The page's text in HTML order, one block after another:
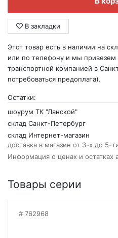
В закладки
Этот товар есть в наличии на
или по телефону и мы
транспортной компанией в
потребоваться предоплата).
Остатки:
шоурум ТК "Ланской"
склад Санкт-Петербург
склад Интернет-магазин
доставка в магазин от 3-х до 5-
Информация о ценах и остатках
Товары серии
762968